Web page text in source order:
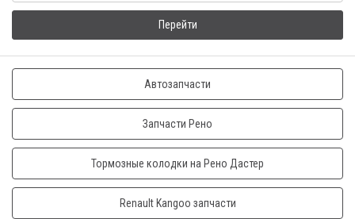
Перейти
Автозапчасти
Запчасти Рено
Тормозные колодки на Рено Дастер
Renault Kangoo запчасти